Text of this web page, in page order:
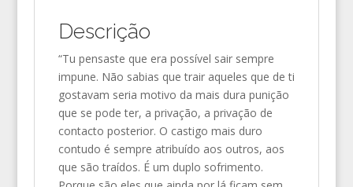
Descrição
“Tu pensaste que era possível sair sempre
impune. Não sabias que trair aqueles que de ti
gostavam seria motivo da mais dura punição
que se pode ter, a privação, a privação de
contacto posterior. O castigo mais duro
contudo é sempre atribuído aos outros, aos
que são traídos. É um duplo sofrimento.